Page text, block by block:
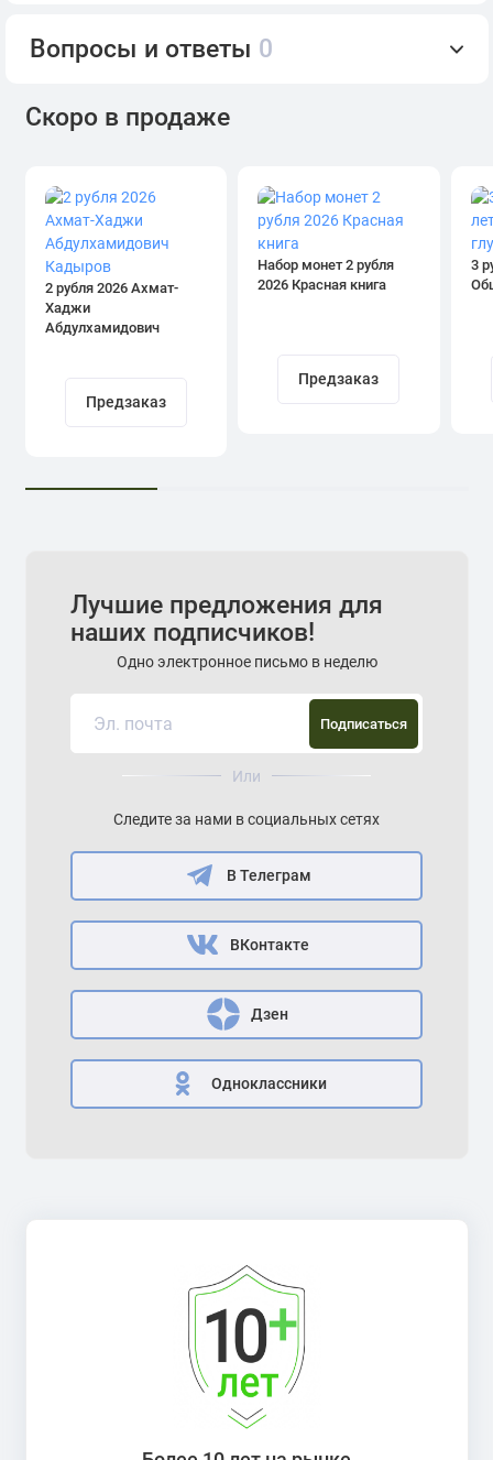
Вопросы и ответы 0
Скоро в продаже
2 рубля 2026 Ахмат-
Хаджи
Абдулхамидович
Предзаказ
Набор монет 2 рубля
2026 Красная книга
Предзаказ
3
Лучшие предложения для
наших подписчиков!
Одно электронное письмо в неделю
Подписаться
Или
Следите за нами в социальных сетях
В Телеграм
ВКонтакте
Дзен
Одноклассники